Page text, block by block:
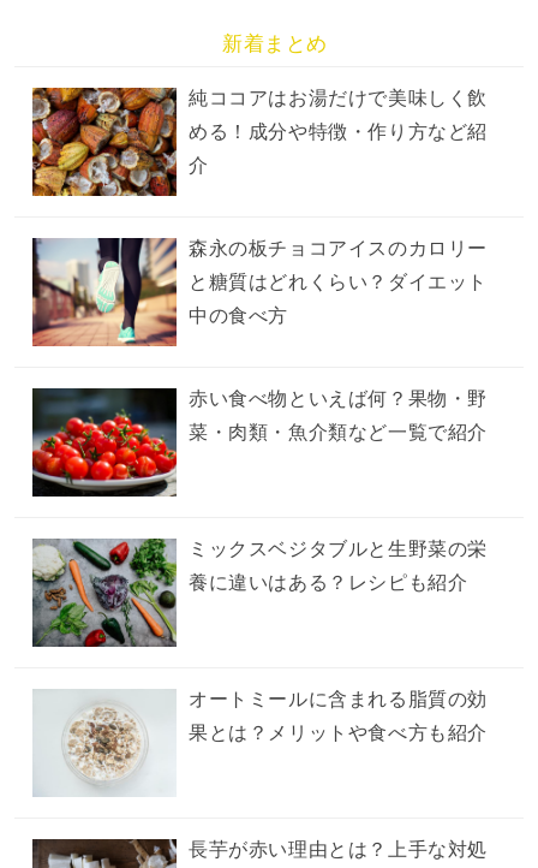
新着まとめ
純ココアはお湯だけで美味しく飲
める！成分や特徴・作り方など紹
介
森永の板チョコアイスのカロリー
と糖質はどれくらい？ダイエット
中の食べ方
赤い食べ物といえば何？果物・野
菜・肉類・魚介類など一覧で紹介
ミックスベジタブルと生野菜の栄
養に違いはある？レシピも紹介
オートミールに含まれる脂質の効
果とは？メリットや食べ方も紹介
長芋が赤い理由とは？上手な対処